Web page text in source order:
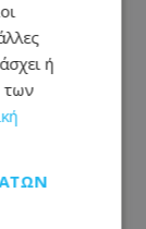
και η
ή
των